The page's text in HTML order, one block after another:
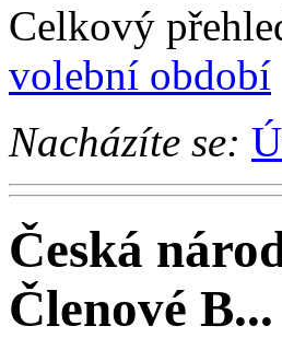
Celkový
volební období
Nacházíte se:
Česká
Členové B...